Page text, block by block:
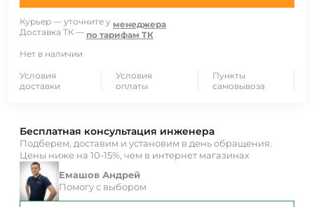
Курьер — уточните у менеджера
Доставка ТК — по тарифам ТК
Нет в наличии
Условия
доставки
Условия
оплаты
Пункты
самовывоза
Бесплатная консультация инженера
Подберем, доставим и установим в день обращения.
Цены ниже на 10-15%, чем в интернет магазинах
Емашов Андрей
Помогу с выбором